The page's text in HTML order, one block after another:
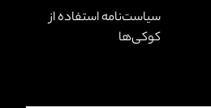
سیاست‌نامه استفاده از
کوکی‌ها